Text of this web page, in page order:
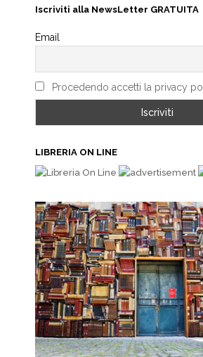
Iscriviti alla NewsLetter GRATUITA
Email
Procedendo accetti la privacy
LIBRERIA ON LINE